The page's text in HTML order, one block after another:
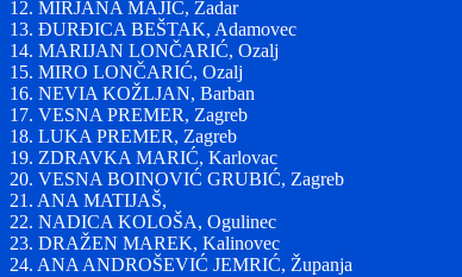
12. MIRJANA MAJIĆ, Zadar
13. ĐURĐICA BEŠTAK, Adamovec
14. MARIJAN LONČARIĆ, Ozalj
15. MIRO LONČARIĆ, Ozalj
16. NEVIA KOŽLJAN, Barban
17. VESNA PREMER, Zagreb
18. LUKA PREMER, Zagreb
19. ZDRAVKA MARIĆ, Karlovac
20. VESNA BOINOVIĆ GRUBIĆ, Zagreb
21. ANA MATIJAŠ,
22. NADICA KOLOŠA, Ogulinec
23. DRAŽEN MAREK, Kalinovec
24. ANA ANDROŠEVIĆ JEMRIĆ, Županja